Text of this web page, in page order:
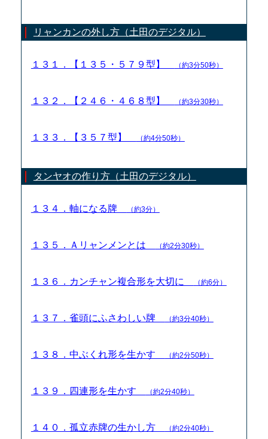
リャンカンの外し方（土田のデジタル）
１３１．【１３５・５７９型】 （約3分50秒）
１３２．【２４６・４６８型】 （約3分30秒）
１３３．【３５７型】 （約4分50秒）
タンヤオの作り方（土田のデジタル）
１３４．軸になる牌 （約3分）
１３５．Ａリャンメンとは （約2分30秒）
１３６．カンチャン複合形を大切に （約6分）
１３７．雀頭にふさわしい牌 （約3分40秒）
１３８．中ぶくれ形を生かす （約2分50秒）
１３９．四連形を生かす （約2分40秒）
１４０．孤立赤牌の生かし方 （約2分40秒）